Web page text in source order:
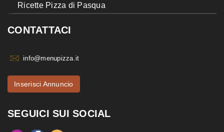
Ricette Pizza di Pasqua
CONTATTACI
info@menupizza.it
Inserisci Annuncio
SEGUICI SUI SOCIAL